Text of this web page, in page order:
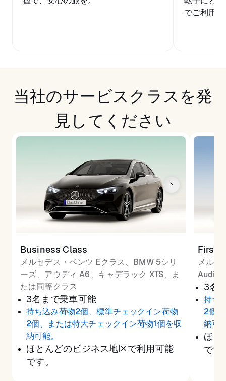
でご利用
当社のサービスクラスを発
見してください
Business Class
メルセデス・ベンツ Eクラス、BMW 5シリ
ーズ、アウディ A6、キャデラック XTS、ま
たは同等クラス
3名まで乗車可能
持ち込み荷物2個、標準チェックイン荷物
2個、または特大チェックイン荷物1個を収
納可能。
ほとんどのビジネス地区で利用可能
です。
First
メルセ
Audi
3名
持ち
2個
納可
ほと
です